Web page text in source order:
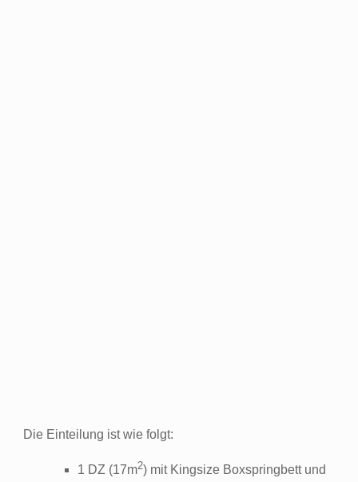
Die Einteilung ist wie folgt:
1 DZ (17m2) mit Kingsize Boxspringbett und